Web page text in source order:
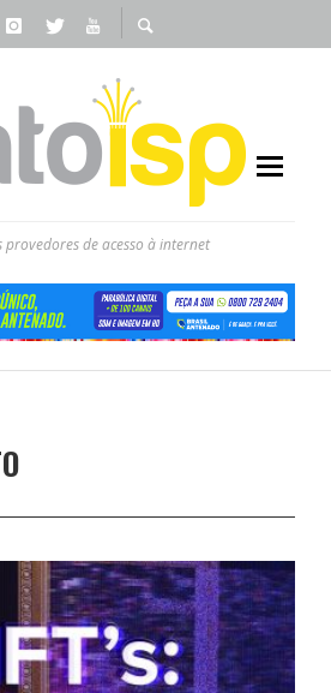
provedores de acesso à internet